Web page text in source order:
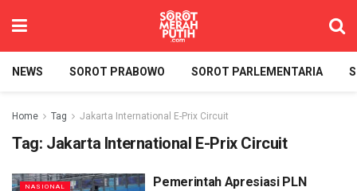
NEWS SOROT PRABOWO SOROT PARLEMENTARIA
Home Tag Jakarta International E-Prix Circuit
Tag: Jakarta International E-Prix Circuit
NASIONAL
Pemerintah Apresiasi PLN